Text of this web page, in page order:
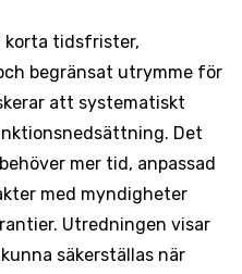
korta tidsfrister,
begränsat utrymme för
att systematiskt
Det
mer tid, anpassad
med myndigheter
Utredningen visar
säkerställas när